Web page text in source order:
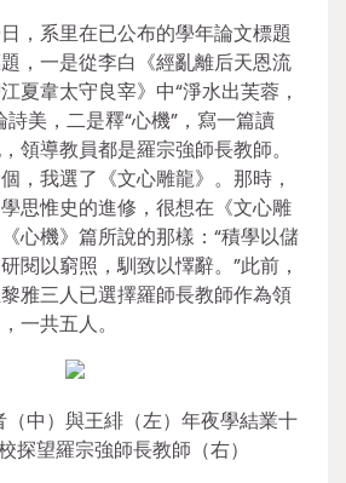
，系里在已公布的學年論文標題
，一是從李白《經亂離后天恩流
夏韋太守良宰》中“淨水出芙蓉，
詩美，二是釋“心機”，寫一篇讀
領導教員都是羅宗強師長教師。
，我選了《文心雕龍》。那時，
思惟史的進修，很想在《文心雕
心機》篇所說的那樣：“積學以儲
閱以窮照，馴致以懌辭。”此前，
雅三人已選擇羅師長教師作為領
一共五人。
（中）與王緋（左）年夜學結業十
探望羅宗強師長教師（右）